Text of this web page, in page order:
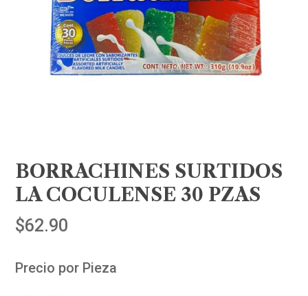
BORRACHINES SURTIDOS
LA COCULENSE 30 PZAS
$62.90
Precio por Pieza